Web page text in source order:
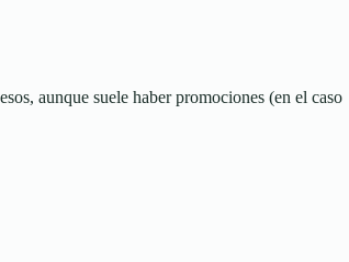
aunque suele haber promociones (en el caso